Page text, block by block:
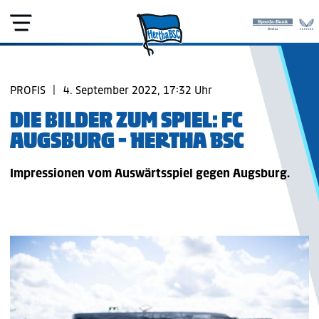
PROFIS 4. September 2022, 17:32 Uhr
DIE BILDER ZUM SPIEL: FC
AUGSBURG - HERTHA BSC
Impressionen vom Auswärtsspiel gegen Augsburg.